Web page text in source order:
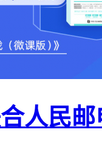
人民